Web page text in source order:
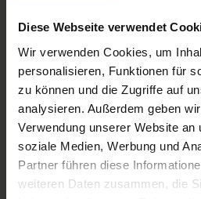
Diese Webseite verwendet
Wir verwenden Cookies, um
personalisieren, Funktionen für
zu können und die Zugriffe auf
analysieren. Außerdem geben
Verwendung unserer Website an
soziale Medien, Werbung und
Partner führen diese
weiteren Daten zusammen, die
Sehr gut angeleitet!
Tanja Juni 28, 2024
Ein bisschen zu viel Anleitung für
mag ich es lieber ruhiger.
Mehr